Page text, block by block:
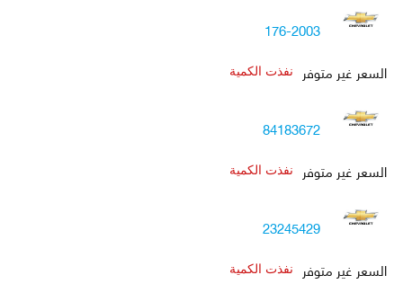
176-2003
السعر غير متوفر
نفذت الكمية
84183672
السعر غير متوفر
نفذت الكمية
23245429
السعر غير متوفر
نفذت الكمية